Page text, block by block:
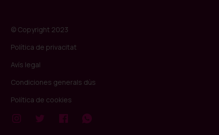
© Copyright 2023
Política de privacitat
Avís legal
Condiciones generals dùs
Política de cookies